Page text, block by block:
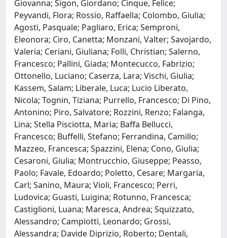
Giovanna; Sigon, Giordano; Cinque, Felice;
Peyvandi, Flora; Rossio, Raffaella; Colombo, Giulia;
Agosti, Pasquale; Pagliaro, Erica; Semproni,
Eleonora; Ciro, Canetta; Monzani, Valter; Savojardo,
Valeria; Ceriani, Giuliana; Folli, Christian; Salerno,
Francesco; Pallini, Giada; Montecucco, Fabrizio;
Ottonello, Luciano; Caserza, Lara; Vischi, Giulia;
Kassem, Salam; Liberale, Luca; Lucio Liberato,
Nicola; Tognin, Tiziana; Purrello, Francesco; Di Pino,
Antonino; Piro, Salvatore; Rozzini, Renzo; Falanga,
Lina; Stella Pisciotta, Maria; Baffa Bellucci,
Francesco; Buffelli, Stefano; Ferrandina, Camillo;
Mazzeo, Francesca; Spazzini, Elena; Cono, Giulia;
Cesaroni, Giulia; Montrucchio, Giuseppe; Peasso,
Paolo; Favale, Edoardo; Poletto, Cesare; Margaria,
Carl; Sanino, Maura; Violi, Francesco; Perri,
Ludovica; Guasti, Luigina; Rotunno, Francesca;
Castiglioni, Luana; Maresca, Andrea; Squizzato,
Alessandro; Campiotti, Leonardo; Grossi,
Alessandra; Davide Diprizio, Roberto; Dentali,